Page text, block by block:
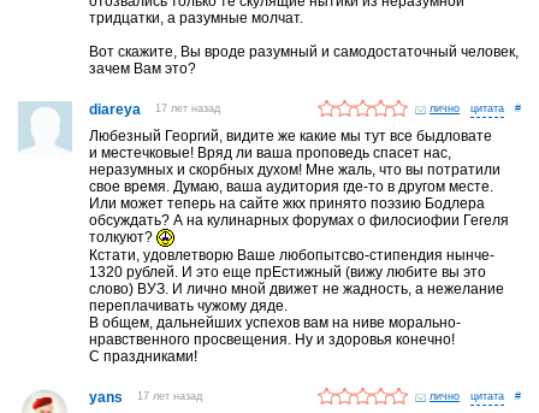
тридцатки, а разумные молчат.
Вот скажите, Вы вроде разумный и самодостаточный человек,
зачем Вам это?
diareya 17 лет назад лично #
Любезный Георгий, видите же какие мы тут все быдловате
и местечковые! Вряд ли ваша проповедь спасет нас,
неразумных и скорбных духом! Мне жаль, что вы потратили
свое время. Думаю, ваша аудитория где-то в другом месте.
Или может теперь на сайте жкх принято поэзию Бодлера
обсуждать? А на кулинарных форумах о филосиофии Гегеля
толкуют?
Кстати, удовлетворю Ваше любопытсво-стипендия нынче-
1320 рублей. И это еще прЕстижный (вижу любите вы это
слово) ВУЗ. И лично мной движет не жадность, а нежелание
переплачивать чужому дяде.
В общем, дальнейших успехов вам на ниве морально-
нравственного просвещения. Ну и здоровья конечно!
С праздниками!
yans 17 лет назад лично #